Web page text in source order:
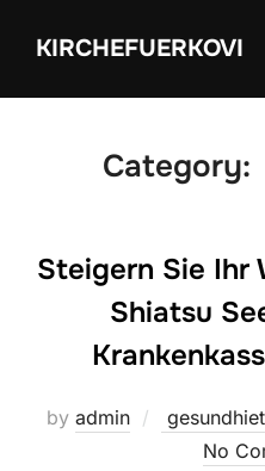
KIRCHEFUERKOVI
Category:
Steigern Sie Ihr
Shiatsu
by admin gesundhiet
No